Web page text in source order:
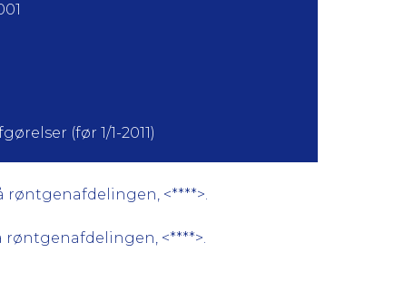
(før 1/1-2011)
røntgenafdelingen, <****>.
røntgenafdelingen, <****>.